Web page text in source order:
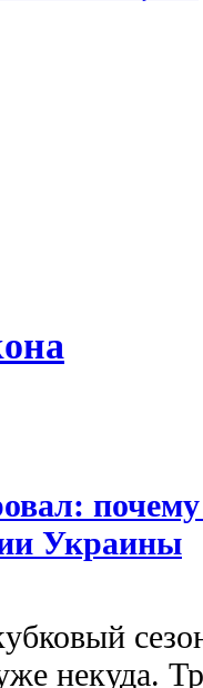
Украины
некуда.